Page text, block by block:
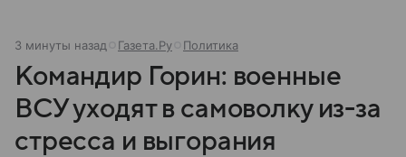
3 минуты назад Газета.Ру Политика
Командир Горин: военные
ВСУ уходят в самоволку из-за
стресса и выгорания